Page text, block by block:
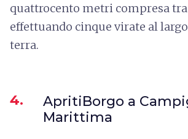
quattrocento metri compresa tra
effettuando cinque virate al
terra.
4.
ApritiBorgo a
Marittima